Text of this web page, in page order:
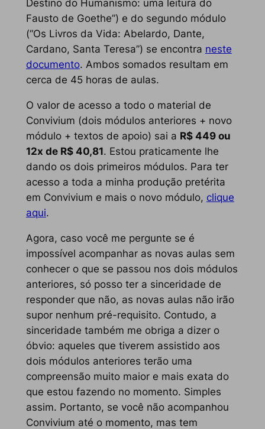
Destino do Humanismo: uma leitura do
Faustode Goethe”) e do segundo módulo
(“Os Livros da Vida: Abelardo, Dante,
Cardano, Santa Teresa”) se encontra neste
documento. Ambos somados resultam em
cerca de 45 horas de aulas.
O valor de acesso a todo o material de
Convivium (dois módulos anteriores + novo
módulo + textos de apoio) sai a R$ 449 ou
12x de R$ 40,81. Estou praticamente lhe
dando os dois primeiros módulos. Para ter
acesso a toda a minha produção pretérita
em Convivium e mais o novo módulo, clique
aqui.
Agora, caso você me pergunte se é
impossível acompanhar as novas aulas sem
conhecer o que se passou nos dois módulos
anteriores, só posso ter a sinceridade de
responder que não, as novas aulas não irão
supor nenhum pré-requisito. Contudo, a
sinceridade também me obriga a dizer o
óbvio: aqueles que tiverem assistido aos
dois módulos anteriores terão uma
compreensão muito maior e mais exata do
que estou fazendo no momento. Simples
assim. Portanto, se você não acompanhou
Convivium até o momento, mas tem